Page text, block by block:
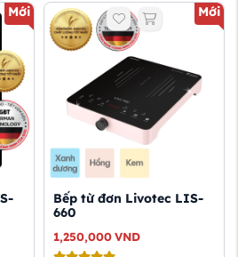
Mới Mới
Bếp từ đơn Livotec LIS-
660
1,250,000VND